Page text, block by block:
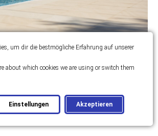
Camp in
Lage in der Nähe
um dir die bestmögliche Erfahrung auf unserer
about which cookies we are using or switch them
Akzeptieren
Einstellungen